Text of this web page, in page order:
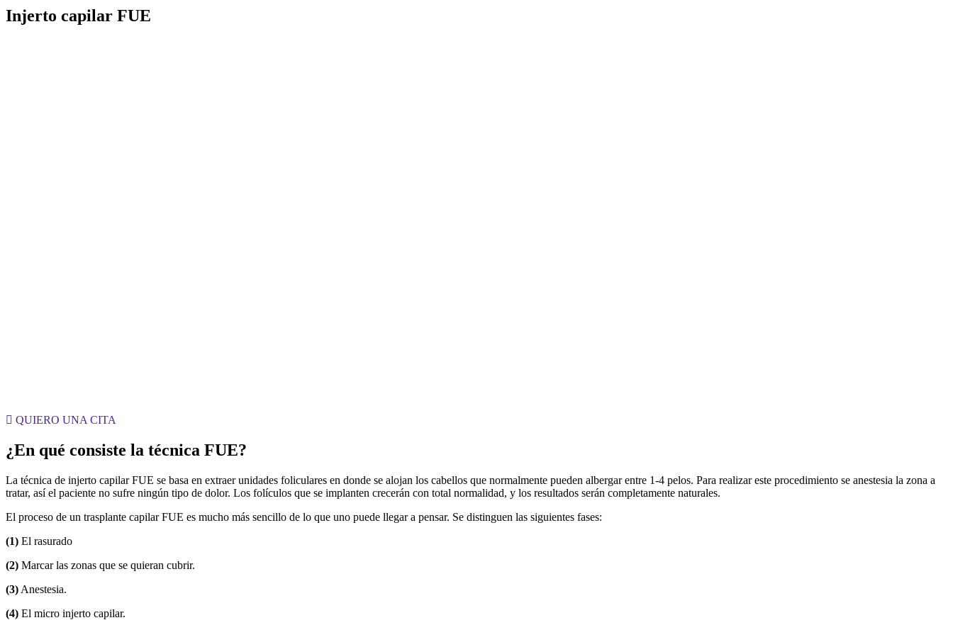
Injerto capilar FUE
QUIERO UNA CITA
¿En qué consiste la técnica FUE?
La técnica de injerto capilar FUE se basa en extraer unidades foliculares en donde se alojan los cabellos que normalmente pueden albergar entre 1-4 pelos. Para realizar este procedimiento se anestesia la zona a
tratar, así el paciente no sufre ningún tipo de dolor. Los folículos que se implanten crecerán con total normalidad, y los resultados serán completamente naturales.
El proceso de un trasplante capilar FUE es mucho más sencillo de lo que uno puede llegar a pensar. Se distinguen las siguientes fases:
(1) El rasurado
(2) Marcar las zonas que se quieran cubrir.
(3) Anestesia.
(4) El micro injerto capilar.